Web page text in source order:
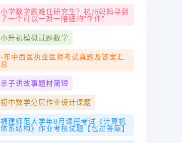
小学数学题难住研究生？杭州妈妈寻到
了一个可以一对一陪娃的“学伴”
小升初模拟试题数学
-年中西医执业医师考试真题及答案汇
总
亲子讲故事题材简短
初中数学分层作业设计课题
福建师范大学年8月课程考试《计算机
体系结构》作业考核试题【包过答案】